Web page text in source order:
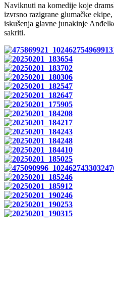
Naviknuti na komedije koje
izvrsno razigrane glumačke
iskušenja glavne junakinje
sakriti.